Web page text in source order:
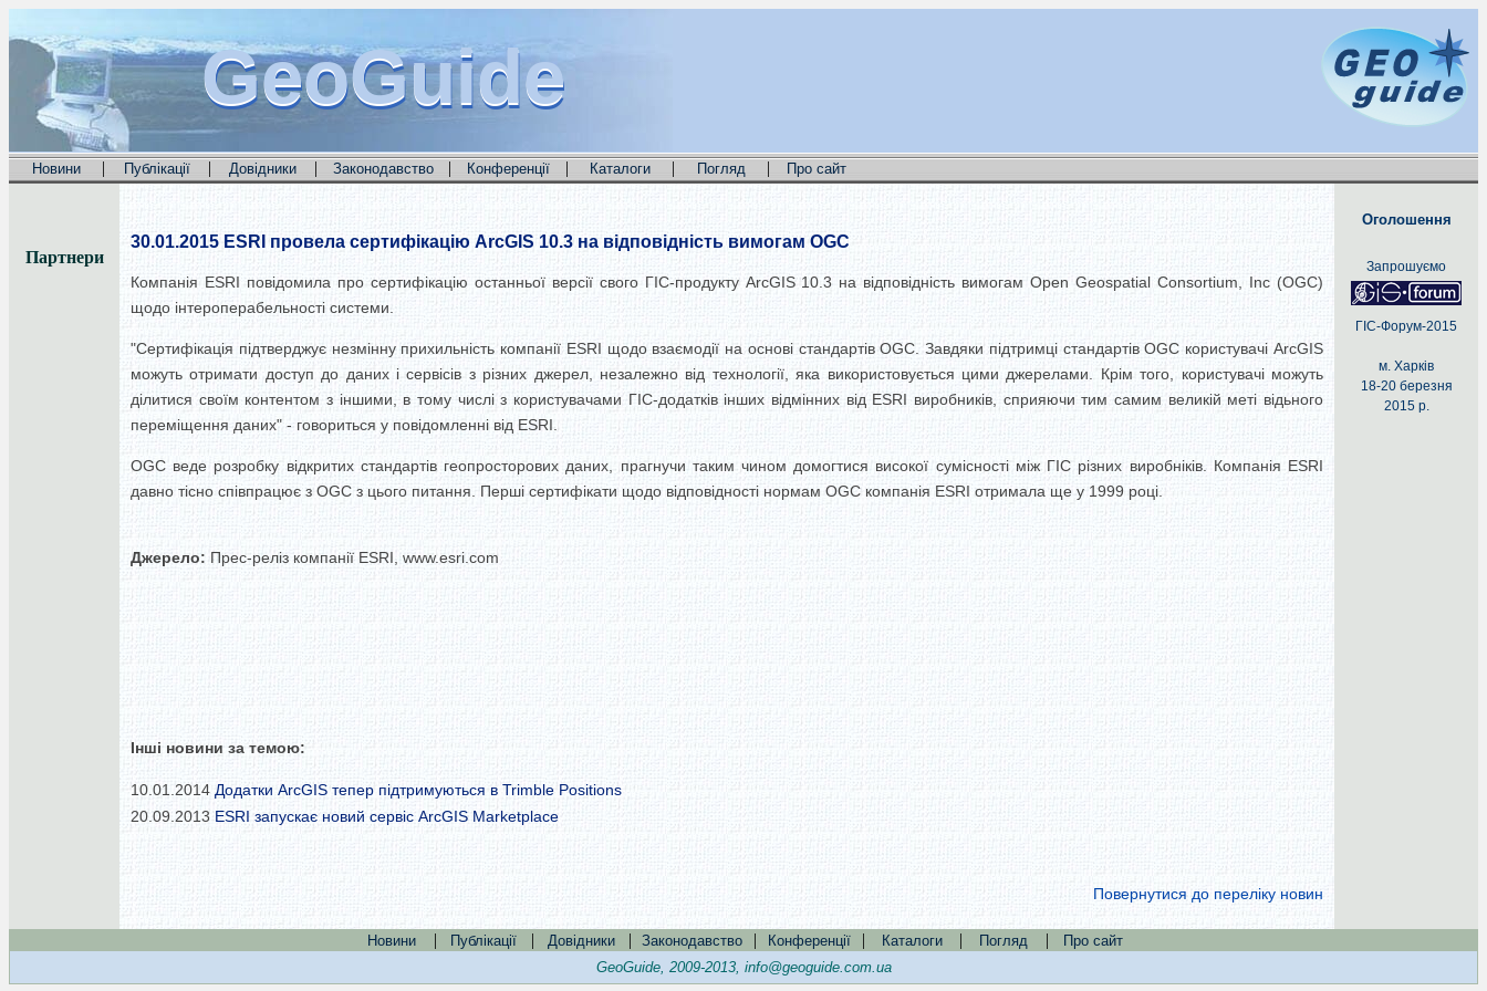
GeoGuide
GeoGuide
GeoGuide
Новини | Публікації | Довідники | Законодавство | Конференції | Каталоги | Погляд | Про сайт
Партнери
30.01.2015 ESRI провела сертифікацію ArcGIS 10.3 на відповідність вимогам OGC
Компанія ESRI повідомила про сертифікацію останньої версії свого ГІС-продукту ArcGIS 10.3 на відповідність вимогам Open Geospatial Consortium, Inc (OGC)
щодо інтероперабельності системи.
"Сертифікація підтверджує незмінну прихильність компанії ESRI щодо взаємодії на основі стандартів OGC. Завдяки підтримці стандартів OGC користувачі ArcGIS
можуть отримати доступ до даних і сервісів з різних джерел, незалежно від технології, яка використовується цими джерелами. Крім того, користувачі можуть
ділитися своїм контентом з іншими, в тому числі з користувачами ГІС-додатків інших відмінних від ESRI виробників, сприяючи тим самим великій меті відьного
переміщення даних" - говориться у повідомленні від ESRI.
OGC веде розробку відкритих стандартів геопросторових даних, прагнучи таким чином домогтися високої сумісності між ГІС різних виробніків. Компанія ESRI
давно тісно співпрацює з OGC з цього питання. Перші сертифікати щодо відповідності нормам OGC компанія ESRI отримала ще у 1999 році.
Джерело: Прес-реліз компанії ESRI, www.esri.com
Інші новини за темою:
10.01.2014 Додатки ArcGIS тепер підтримуються в Trimble Positions
20.09.2013 ESRI запускає новий сервіс ArcGIS Marketplace
Повернутися до переліку новин
Оголошення
Запрошуємо
ГІС-Форум-2015
м. Харків
18-20 березня
2015 р.
Новини | Публікації | Довідники | Законодавство | Конференції | Каталоги | Погляд |
Про сайт
GeoGuide, 2009-2013, info@geoguide.com.ua